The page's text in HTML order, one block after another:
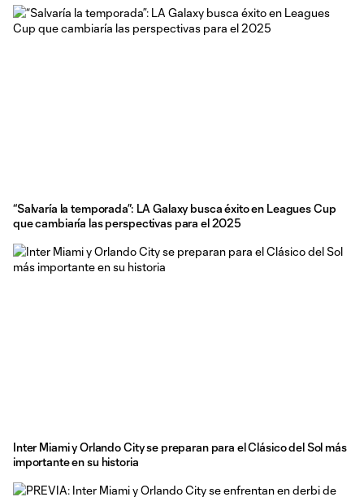
“Salvaría la temporada”: LA Galaxy busca éxito en Leagues Cup
que cambiaría las perspectivas para el 2025
Inter Miami y Orlando City se preparan para el Clásico del Sol más
importante en su historia